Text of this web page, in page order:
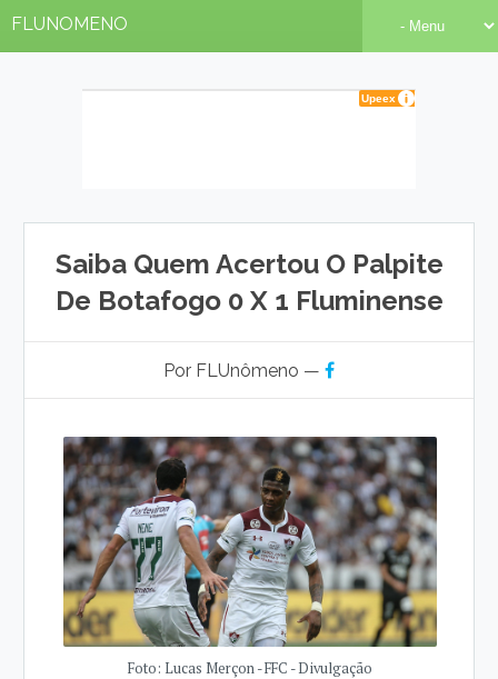
FLUNOMENO
Saiba Quem Acertou O Palpite
De Botafogo 0 X 1 Fluminense
Por FLUnômeno —
Foto: Lucas Merçon - FFC - Divulgação